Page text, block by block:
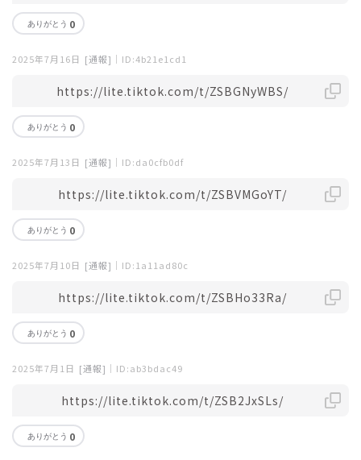
0
2025年7月16日 [通報] ｜ID:4b21e1cd1
https://lite.tiktok.com/t/ZSBGNyWBS/
0
2025年7月13日 [通報] ｜ID:da0cfb0df
https://lite.tiktok.com/t/ZSBVMGoYT/
0
2025年7月10日 [通報] ｜ID:1a11ad80c
https://lite.tiktok.com/t/ZSBHo33Ra/
0
2025年7月1日 [通報] ｜ID:ab3bdac49
https://lite.tiktok.com/t/ZSB2JxSLs/
0